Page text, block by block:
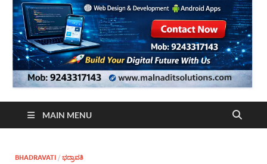
MAIN MENU
BHADRAVATI / ಭದ್ರಾವತಿ